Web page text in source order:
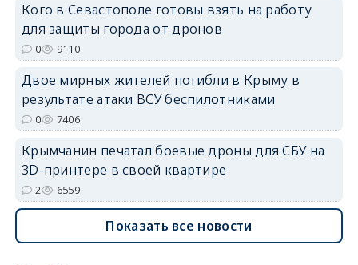
Кого в Севастополе готовы взять на работу
для защиты города от дронов
0 9110
Двое мирных жителей погибли в Крыму в
результате атаки ВСУ беспилотниками
0 7406
Крымчанин печатал боевые дроны для СБУ на
3D-принтере в своей квартире
2 6559
Показать все новости